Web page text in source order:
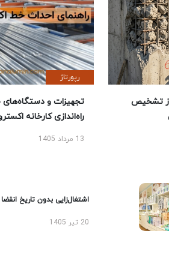
تشخیص
رپورتاژ
تجهیزات و دستگاه‌های
راه‌اندازی کارخانه
13 مرداد 1405
اشتغال‌زایی بدون تاریخ انقضا
20 تیر 1405